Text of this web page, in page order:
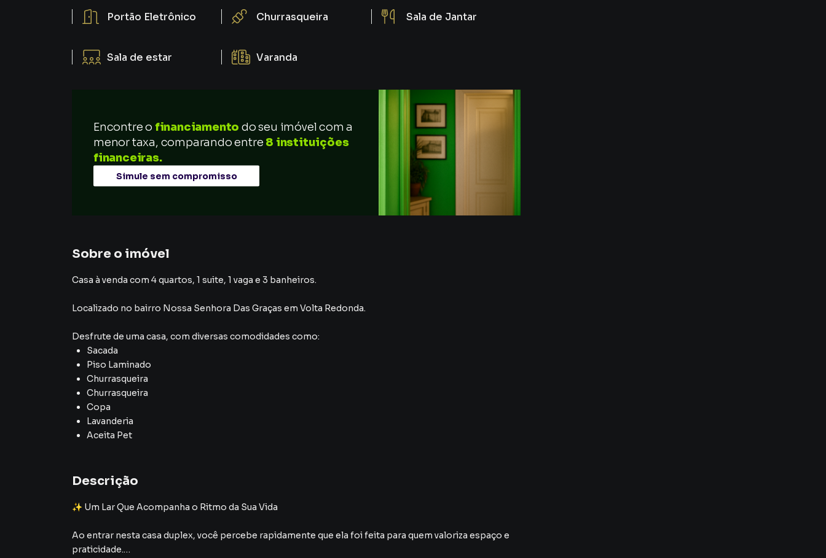
Portão Eletrônico Churrasqueira Sala de Jantar
Sala de estar Varanda
Encontre o financiamento do seu imóvel com a
menor taxa, comparando entre 8 instituições
financeiras.
Simule sem compromisso
Sobre o imóvel
Casa à venda com 4 quartos, 1 suite, 1 vaga e 3 banheiros.
Localizado no bairro Nossa Senhora Das Graças em Volta Redonda.
Desfrute de uma casa, com diversas comodidades como:
Sacada
Piso Laminado
Churrasqueira
Churrasqueira
Copa
Lavanderia
Aceita Pet
Descrição
✨ Um Lar Que Acompanha o Ritmo da Sua Vida
Ao entrar nesta casa duplex, você percebe rapidamente que ela foi feita para quem valoriza espaço e
praticidade.